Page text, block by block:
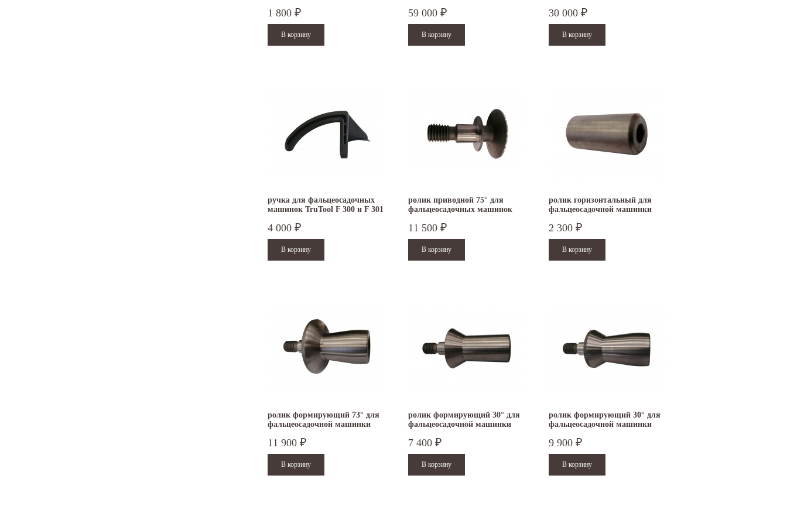
1 800 ₽ 59 000 ₽ 30 000 ₽
ручка для фальцеосадочных
машинок TruTool F 300 и F 301
4 000 ₽
ролик приводной 75° для
фальцеосадочных машинок
11 500 ₽
ролик горизонтальный для
фальцеосадочной машинки
2 300 ₽
ролик формирующий 73° для
фальцеосадочной машинки
11 900 ₽
ролик формирующий 30° для
фальцеосадочной машинки
7 400 ₽
ролик формирующий 30° для
фальцеосадочной машинки
9 900 ₽